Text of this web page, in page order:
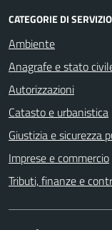
CATEGORIE DI SERVIZIO
Ambiente
Anagrafe e stato
Autorizzazioni
Catasto e urbanistica
Giustizia e sicurezza
Imprese e commercio
Tributi, finanze e